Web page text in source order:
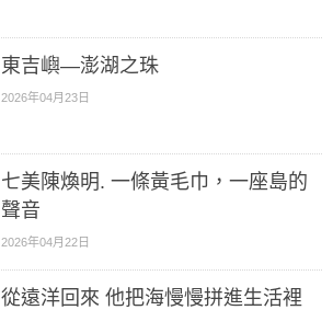
東吉嶼—澎湖之珠
2026年04月23日
七美陳煥明. 一條黃毛巾，一座島的
聲音
2026年04月22日
從遠洋回來 他把海慢慢拼進生活裡